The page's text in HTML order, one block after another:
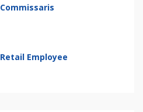
Commissaris
Retail Employee